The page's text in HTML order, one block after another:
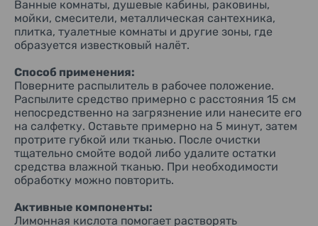
справляются универсальные бытовые очистители.
Благодаря направленному действию оно помогает
поддерживать чистоту сантехники и влажных помещений,
сокращая усилия при регулярной уборке.
Ванные комнаты, душевые кабины, раковины,
мойки, смесители, металлическая сантехника,
плитка, туалетные комнаты и другие зоны, где
образуется известковый налёт.
Способ применения:
Поверните распылитель в рабочее положение.
Распылите средство примерно с расстояния 15 см
непосредственно на загрязнение или нанесите его
на салфетку. Оставьте примерно на 5 минут, затем
протрите губкой или тканью. После очистки
тщательно смойте водой либо удалите остатки
средства влажной тканью. При необходимости
обработку можно повторить.
Активные компоненты:
Лимонная кислота помогает растворять